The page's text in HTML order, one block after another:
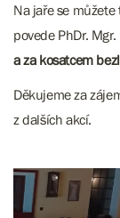
Na jaře se můžete
povede PhDr.
a za kosatcem
Děkujeme za
z dalších akcí.